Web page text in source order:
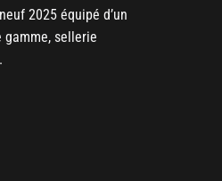
2025 équipé d’un
gamme, sellerie